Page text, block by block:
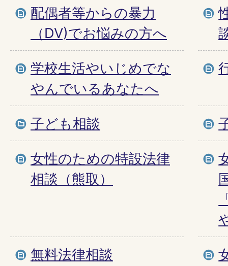
配偶者等からの暴力
（DV)でお悩みの方へ
学校生活やいじめでな
やんでいるあなたへ
子ども相談
女性のための特設法律
相談（熊取）
無料法律相談